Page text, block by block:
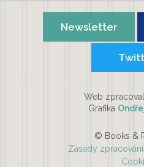
Newsletter
Web zpracoval
Grafika
© Books &
Zásady